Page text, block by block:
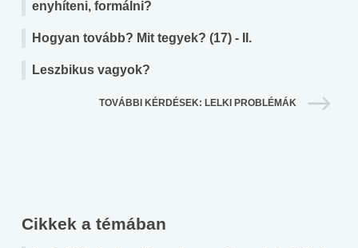
enyhíteni, formálni?
Hogyan tovább? Mit tegyek? (17) - II.
Leszbikus vagyok?
TOVÁBBI KÉRDÉSEK: LELKI PROBLÉMÁK
Cikkek a témában